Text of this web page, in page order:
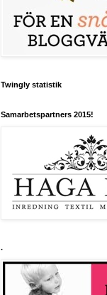
Twingly statistik
Samarbetspartners 2015!
.